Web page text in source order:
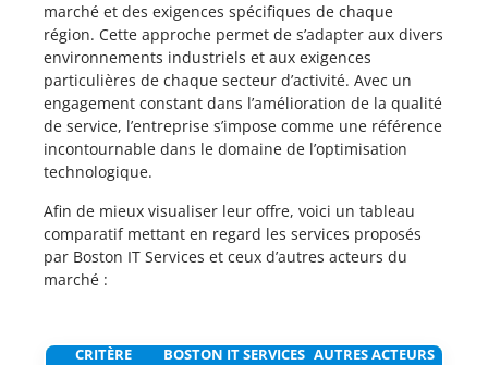
marché et des exigences spécifiques de chaque
région. Cette approche permet de s’adapter aux divers
environnements industriels et aux exigences
particulières de chaque secteur d’activité. Avec un
engagement constant dans l’amélioration de la qualité
de service, l’entreprise s’impose comme une référence
incontournable dans le domaine de l’optimisation
technologique.
Afin de mieux visualiser leur offre, voici un tableau
comparatif mettant en regard les services proposés
par Boston IT Services et ceux d’autres acteurs du
marché :
CRITÈRE BOSTON IT SERVICES AUTRES ACTEURS